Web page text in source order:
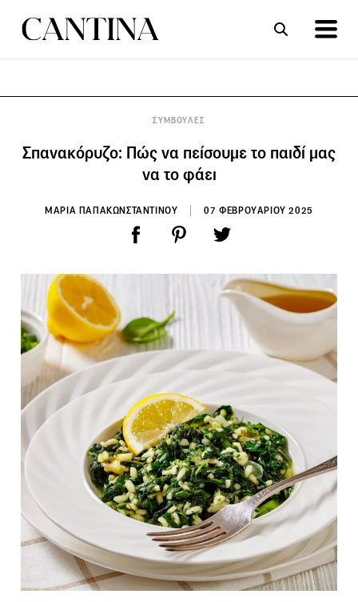
ΣΥΜΒΟΥΛΕΣ
Σπανακόρυζο: Πώς να πείσουμε το παιδί μας
να το φάει
ΜΑΡΙΑ ΠΑΠΑΚΩΝΣΤΑΝΤΙΝΟΥ 07 ΦΕΒΡΟΥΑΡΙΟΥ 2025